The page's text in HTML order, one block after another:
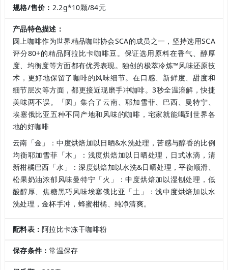
规格/售价： 2.2g*10颗/84元
产品特色描述：
圆上咖啡作为世界精品咖啡协会SCA的成员之一，坚持选用SCA
评分80+的精品阿拉比卡咖啡豆。保证选用原料在香气、醇厚
度、均衡度等方面都有优秀表现。独创的极萃冷炼™风味还原技
术，更好地保留了咖啡的风味细节。在口感、新鲜度、甜度和
细节层次等方面，都更接近现磨手冲咖啡。3秒全温溶解，快捷
美味两不误。「圆」集合了云南、耶加雪菲、巴西、曼特宁、
埃塞俄比亚五种不同产地和风味的咖啡，宅家就能喝到世界各
地的好咖啡
云南「金」：中度烘焙加以日晒&水洗处理，苦感与醇香的比例
均衡耶加雪菲「木」：浅度烘焙加以日晒处理，日式冰滴，清
新柑橘巴西「水」：深度烘焙加以水洗&日晒处理，平衡顺滑、
松果奶油浓郁风味曼特宁「火」：中度烘焙加以湿刨处理，低
酸醇厚、焦糖黑巧风味埃塞俄比亚「土」：浅中度烘焙加以水
洗处理，金杯手冲，蜂蜜柑橘、纯净清爽。
配料表：阿拉比卡冻干咖啡粉
保存条件：常温保存